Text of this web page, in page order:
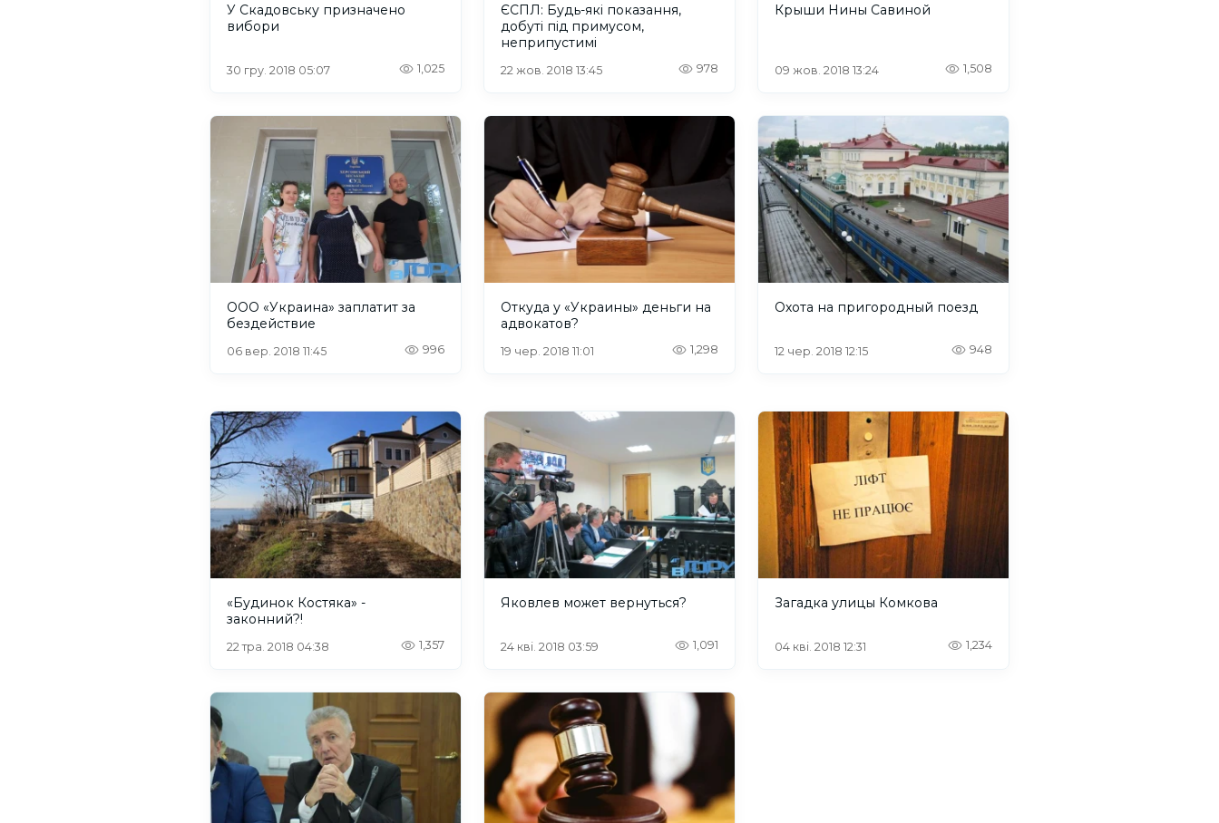
У Скадовську призначено
вибори
30 гру. 2018 05:07 1,025
ЄСПЛ: Будь-які показання,
добуті під примусом,
неприпустимі
22 жов. 2018 13:45 978
Крыши Нины Савиной
09 жов. 2018 13:24 1,508
ООО «Украина» заплатит за
бездействие
06 вер. 2018 11:45 996
Откуда у «Украины» деньги на
адвокатов?
19 чер. 2018 11:01 1,298
Охота на пригородный поезд
12 чер. 2018 12:15 948
«Будинок Костяка» -
законний?!
22 тра. 2018 04:38 1,357
Яковлев может вернуться?
24 кві. 2018 03:59 1,091
Загадка улицы Комкова
04 кві. 2018 12:31 1,234